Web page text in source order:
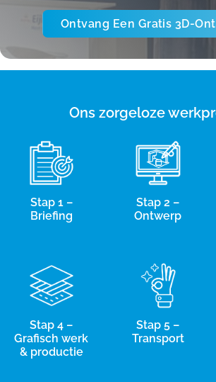
Ontvang Een Gratis 3D-
Ons zorgeloze
Stap 1 –
Briefing
Stap 2 –
Ontwerp
Stap 4 –
Grafisch werk
& productie
Stap 5 –
Transport